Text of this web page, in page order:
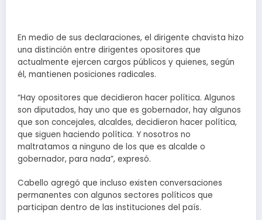
En medio de sus declaraciones, el dirigente chavista hizo
una distinción entre dirigentes opositores que
actualmente ejercen cargos públicos y quienes, según
él, mantienen posiciones radicales.
“Hay opositores que decidieron hacer política. Algunos
son diputados, hay uno que es gobernador, hay algunos
que son concejales, alcaldes, decidieron hacer política,
que siguen haciendo política. Y nosotros no
maltratamos a ninguno de los que es alcalde o
gobernador, para nada”, expresó.
Cabello agregó que incluso existen conversaciones
permanentes con algunos sectores políticos que
participan dentro de las instituciones del país.